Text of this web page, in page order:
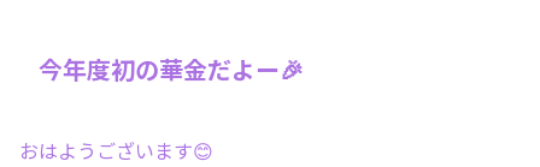
今年度初の華金だよー🎉
おはようございます😊